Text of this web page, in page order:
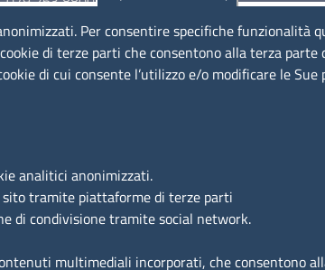
al venerdì: 10,00 - 13,00; mercoledì pomeriggio:
- 17,00
di illecito
Trasparente
di accessibilità
Per consentire specifiche funzionalità
di terze parti che consentono alla terza
di cui consente l’utilizzo e/o modificare le Sue
analitici anonimizzati.
tramite piattaforme di terze parti
di condivisione tramite social network.
multimediali incorporati, che consentono